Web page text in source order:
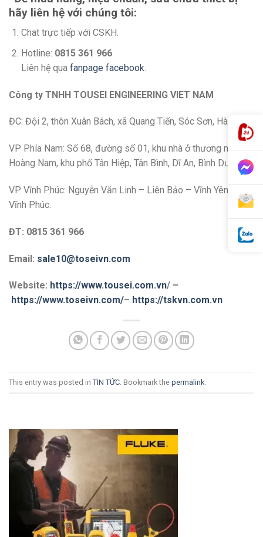
hãy liên hệ với chúng tôi:
Chat trực tiếp với CSKH.
Hotline: 0815 361 966
Liên hệ qua fanpage facebook.
Công ty TNHH TOUSEI ENGINEERING VIET NAM
ĐC: Đội 2, thôn Xuân Bách, xã Quang Tiến, Sóc Sơn, Hà Nội
VP Phía Nam: Số 68, đường số 01, khu nhà ở thương mại
Hoàng Nam, khu phố Tân Hiệp, Tân Bình, Dĩ An, Bình Dương.
VP Vĩnh Phúc: Nguyễn Văn Linh – Liên Bảo – Vĩnh Yên –
Vĩnh Phúc.
ĐT: 0815 361 966
Email: sale10@toseivn.com
Website: https://www.tousei.com.vn/ –
https://www.toseivn.com/– https://tskvn.com.vn
This entry was posted in TIN TỨC . Bookmark the permalink